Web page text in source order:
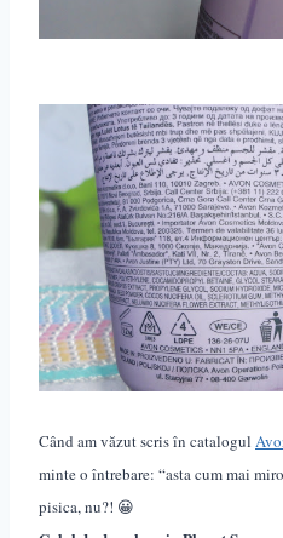
Când am văzut scris în catalogul
minte o întrebare: “asta cum mai
pisica, nu?! 😀